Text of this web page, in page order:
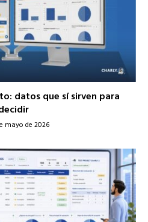
datos que sí sirven para
mayo de 2026